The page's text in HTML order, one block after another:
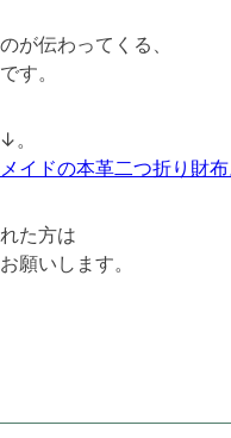
が伝わってくる、
す。
イドの本革二つ折り財布
た方は
願いします。